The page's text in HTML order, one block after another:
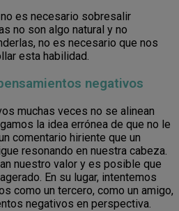
es necesario sobresalir
no son algo natural y no
no es necesario que nos
esta habilidad.
negativos
muchas veces no se alinean
la idea errónea de que no le
comentario hiriente que un
resonando en nuestra cabeza.
nuestro valor y es posible que
En su lugar, intentemos
como un tercero, como un amigo,
negativos en perspectiva.